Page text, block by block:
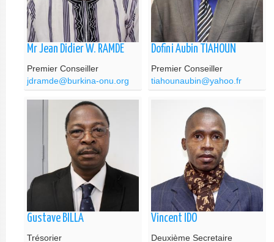
Mr Jean Didier W. RAMDE
Premier Conseiller
jdramde@burkina-onu.org
Dofini Aubin TIAHOUN
Premier Conseiller
tiahounaubin@yahoo.fr
Gustave BILLA
Trésorier
Vincent IDO
Deuxième Secretaire